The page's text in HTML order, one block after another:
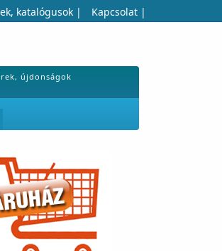
katalógusok | Kapcsolat |
újdonságok